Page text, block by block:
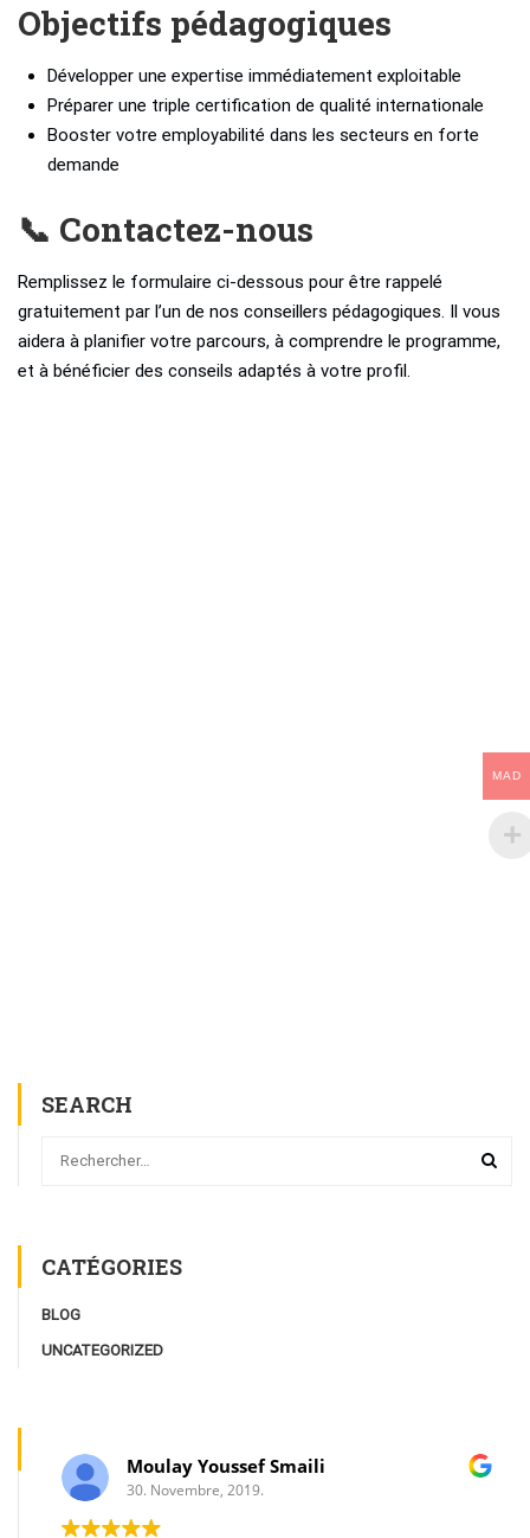
Objectifs pédagogiques
Développer une expertise immédiatement exploitable
Préparer une triple certification de qualité internationale
Booster votre employabilité dans les secteurs en forte
demande
📞 Contactez-nous
Remplissez le formulaire ci-dessous pour être rappelé
gratuitement par l’un de nos conseillers pédagogiques. Il vous
aidera à planifier votre parcours, à comprendre le programme,
et à bénéficier des conseils adaptés à votre profil.
SEARCH
CATÉGORIES
BLOG
UNCATEGORIZED
Moulay Youssef Smaili
30. Novembre, 2019.
MAD